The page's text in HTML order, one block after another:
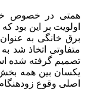
همتی در خصوص
اولویت بر این بود
برق خانگی به
متفاوتی اتخاذ شد
تصمیم گرفته شده
یکسان بین همه
اصلی وقوع